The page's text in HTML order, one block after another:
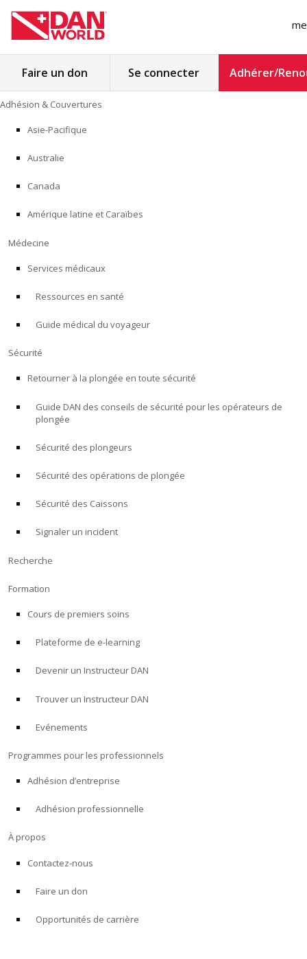
Skip
to
content
Boutique
Alert Diver
Blog
SÉCURITÉ
RECHERCHE
FORMATION
PROGRAMMES POUR LES PROFESSIONNELS
Faire un don Se connecter Adhérer/
Adhésion & Couvertures
Asie-Pacifique
Australie
Canada
Amérique latine et Caraïbes
Médecine
Services médicaux
Ressources en santé
Guide médical du voyageur
Sécurité
Retourner à la plongée en toute sécurité
Guide DAN des conseils de sécurité pour les opérateurs de
plongée
Sécurité des plongeurs
Sécurité des opérations de plongée
Sécurité des Caissons
Signaler un incident
Recherche
Formation
Cours de premiers soins
Plateforme de e-learning
Devenir un Instructeur DAN
Trouver un Instructeur DAN
Evénements
Programmes pour les professionnels
Adhésion d’entreprise
Adhésion professionnelle
À propos
Contactez-nous
Faire un don
Opportunités de carrière